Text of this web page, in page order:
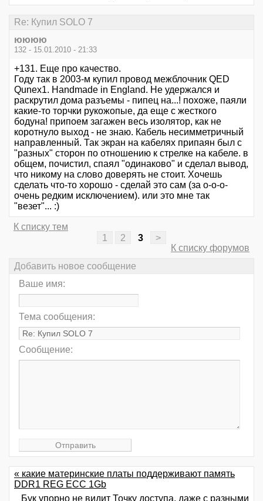
Re: Купил SOLO 7
юююю
132 - 15.01.2010 - 21:33
+131. Еще про качество.
Году так в 2003-м купил провод межблочник QED
Qunex1. Handmade in England. Не удержался и
раскрутил дома разъемы - пипец на...! похоже, паяли
какие-то торчки рукожопые, да еще с жесткого
бодуна! припоем загажен весь изолятор, как не
коротнуло выход - не знаю. Кабель несимметричный
направленный. Так экран на кабелях припаян был с
"разных" сторон по отношению к стрелке на кабеле. в
общем, почистил, спаял "одинаково" и сделал вывод,
что никому на слово доверять не стоит. Хочешь
сделать что-то хорошо - сделай это сам (за о-о-о-
очень редким исключением). или это мне так
"везет"... :)
К списку тем
1
2 3
>
К списку форумов
Добавить новое сообщение
Ваше имя:
Тема сообщения:
Сообщение:
« какие материнские платы поддерживают память
DDR1 REG ECC 1Gb
Бук упорно не видит Точку доступа, даже с разными